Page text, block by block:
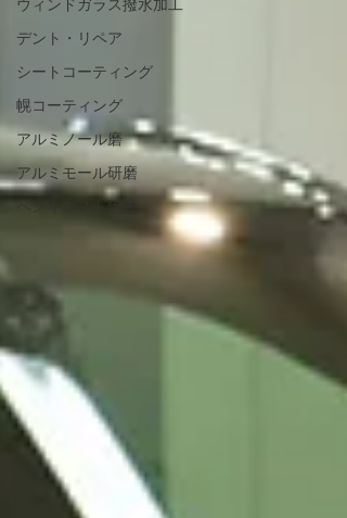
ウィンドガラス撥水加工
デント・リペア
シートコーティング
幌コーティング
アルミノール磨
アルミモール研磨
ペンキミスト除去